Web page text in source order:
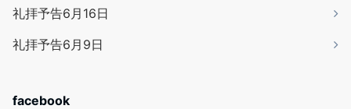
礼拝予告6月16日
礼拝予告6月9日
facebook